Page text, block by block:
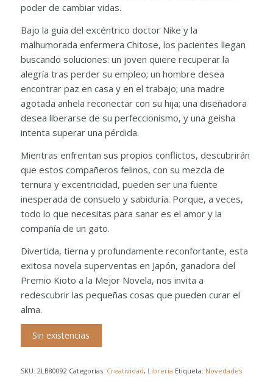
poder de cambiar vidas.
Bajo la guía del excéntrico doctor Nike y la
malhumorada enfermera Chitose, los pacientes llegan
buscando soluciones: un joven quiere recuperar la
alegría tras perder su empleo; un hombre desea
encontrar paz en casa y en el trabajo; una madre
agotada anhela reconectar con su hija; una diseñadora
desea liberarse de su perfeccionismo, y una geisha
intenta superar una pérdida.
Mientras enfrentan sus propios conflictos, descubrirán
que estos compañeros felinos, con su mezcla de
ternura y excentricidad, pueden ser una fuente
inesperada de consuelo y sabiduría. Porque, a veces,
todo lo que necesitas para sanar es el amor y la
compañía de un gato.
Divertida, tierna y profundamente reconfortante, esta
exitosa novela superventas en Japón, ganadora del
Premio Kioto a la Mejor Novela, nos invita a
redescubrir las pequeñas cosas que pueden curar el
alma.
Sin existencias
SKU: 2LB80092 Categorías: Creatividad, Librería Etiqueta: Novedades